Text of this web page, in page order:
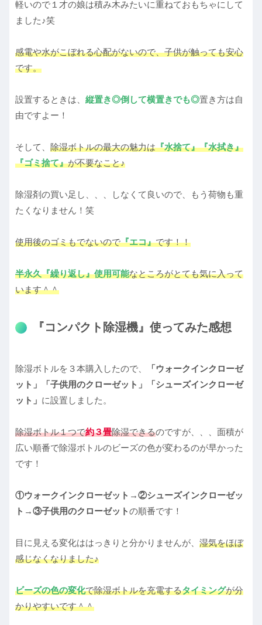
軽いので１才の娘は積み木みたいに重ねておもちゃにして
ました♪笑
感電や水がこぼれる心配がないので、子供が触っても安心
です。
設置するときは、 縦置き◎倒して横置きでも◎置き方は自
由ですよー！
そして、 除湿ボトルの最大の魅力は『水捨て』『水拭き』
『ゴミ捨て』が不要なこと♪
除湿剤の買い足し、、、しなくて良いので、もう荷物も重
たくなりません！笑
使用後のゴミもでないので『エコ』です！！
半永久『繰り返し』使用可能なところがとても気に入って
います＾＾
『コンパクト除湿機』使ってみた感想
除湿ボトルを３本購入したので、
「ウォークインクローゼ
ット」「子供用のクローゼット」「シューズインクローゼ
ット」 に設置しました。
除湿ボトル１つで約３畳除湿できるのですが、、、面積が
広い順番で除湿ボトルのビーズの色が変わるのが早かった
です！
①ウォークインクローゼット→②シューズインクローゼッ
ト→③子供用のクローゼットの順番です！
目に見える変化ははっきりと分かりませんが、 湿気をほぼ
感じなくなりました♪
ビーズの色の変化で除湿ボトルを充電するタイミングが分
かりやすいです＾＾